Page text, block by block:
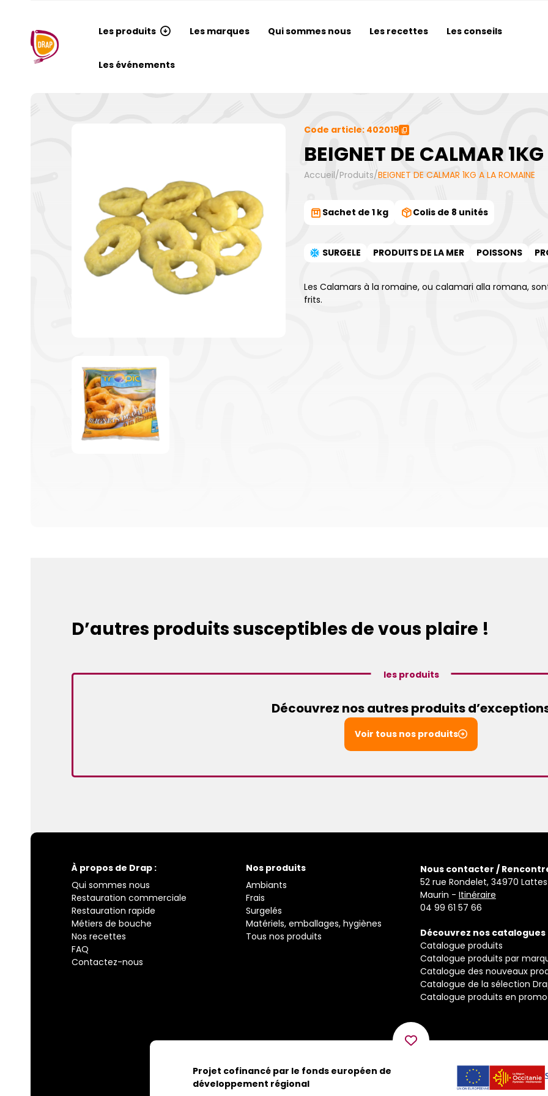
Les produits Les marques Qui sommes nous Les recettes Les conseils
Les événements
Code article: 402019
BEIGNET DE CALMAR
Accueil/Produits/BEIGNET DE CALMAR 1KG A LA ROMAINE
Sachet de 1 kg Colis de 8 unités
SURGELE PRODUITS DE LA MER POISSONS
Les Calamars à la romaine, ou calamari alla romana,
frits.
D’autres produits susceptibles de vous plaire !
les produits
Découvrez nos autres produits
Voir tous nos produits
À propos de Drap :
Qui sommes nous
Restauration commerciale
Restauration rapide
Métiers de bouche
Nos recettes
FAQ
Contactez-nous
Nos produits
Ambiants
Frais
Surgelés
Matériels, emballages, hygiènes
Tous nos produits
Nous contacter /
52 rue Rondelet, 34970
Maurin - Itinéraire
04 99 61 57 66
Découvrez nos catalogues
Catalogue produits
Catalogue produits par
Catalogue des nouveaux
Catalogue de la sélection
Catalogue produits en
Projet cofinancé par le fonds européen de
développement régional